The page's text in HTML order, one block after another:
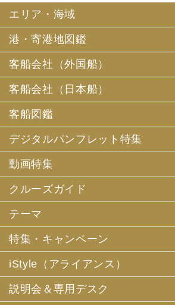
います。）は、お客様がご旅行の申込
だいた個人情報についてお客様との連
ていただくほか、お客様がお申込みい
て運送・宿泊機関等（主要な運送・宿
約書面に記載されています）の提供す
配及びそれらのサービスの受領のための
きます。
その他、当社は、
(1) 当社及び当社の提携する企業の商品
ンペーンのご案内
(2) 旅行参加後のご意見やご感想の提供
(3) アンケートのお願い
(4) 特典サービスの提供
(5) 統計資料の作成
にお客様の個人情報を利用させていた
す。
個人情報について、本人確認、本人と
す。
3. お客様個人情報の第三者への提供
(1) 当社は、お申込みいただいた旅行サ
それらのサービスの受領のための手続
エリア・海域
港・寄港地図鑑
客船会社（外国船）
客船会社（日本船）
客船図鑑
デジタルパンフレット特集
動画特集
クルーズガイド
テーマ
特集・キャンペーン
iStyle（アライアンス）
説明会＆専用デスク